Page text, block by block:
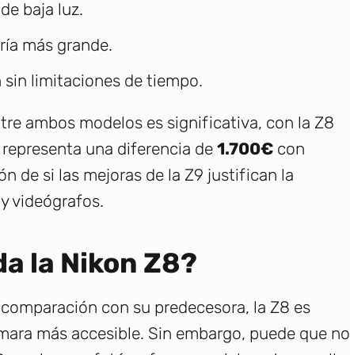
baja luz.
más grande.
sin limitaciones de tiempo.
ambos modelos es significativa, con la Z8
una diferencia de 1.700€ con
de si las mejoras de la Z9 justifican la
videógrafos.
la Nikon Z8?
con su predecesora, la Z8 es
más accesible. Sin embargo, puede que no